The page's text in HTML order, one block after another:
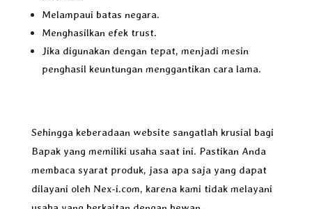
Melampaui batas negara.
Menghasilkan efek trust.
Jika digunakan dengan tepat, menjadi mesin
penghasil keuntungan menggantikan cara lama.
Sehingga keberadaan website sangatlah krusial bagi
Bapak yang memiliki usaha saat ini. Pastikan Anda
membaca syarat produk, jasa apa saja yang dapat
dilayani oleh Nex-i.com, karena kami tidak melayani